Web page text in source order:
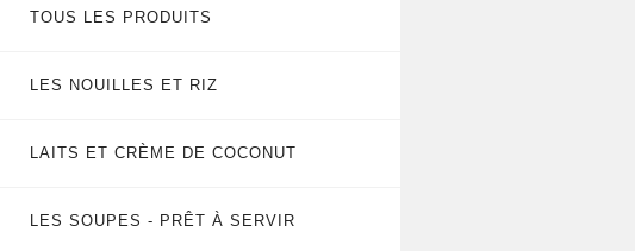
TOUS LES PRODUITS
LES NOUILLES ET RIZ
LAITS ET CRÈME DE COCONUT
LES SOUPES - PRÊT À SERVIR